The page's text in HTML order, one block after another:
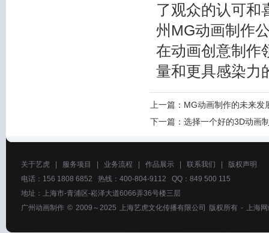
了观众的认可和
州MG动画制作
在动画创意制作
量和更具感染力
上一篇： MG动画制作的未来发
下一篇： 选择一个好的3D动画
关于艺虎 服务项目 业务流程 作品展示 联系我们
版权声明
电话：156 1808 6852 热线：400-804-9112 QQ：849 500 115
地址：上海市-青浦区-崧泽大道6066弄36号楼三层
广州动画制作 © 2009～2025 上海艺虎文化传播有限公司 版权所有 - 上海